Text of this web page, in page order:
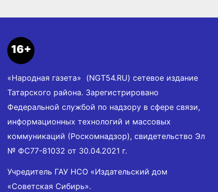
16+
«Народная газета» (NGT54.RU) сетевое издание
Татарского района. Зарегистрировано
Федеральной службой по надзору в сфере связи,
информационных технологий и массовых
коммуникаций (Роскомнадзор), свидетельство Эл
№ ФС77-81032 от 30.04.2021 г.
Учредитель ГАУ НСО «Издательский дом
«Советская Сибирь».